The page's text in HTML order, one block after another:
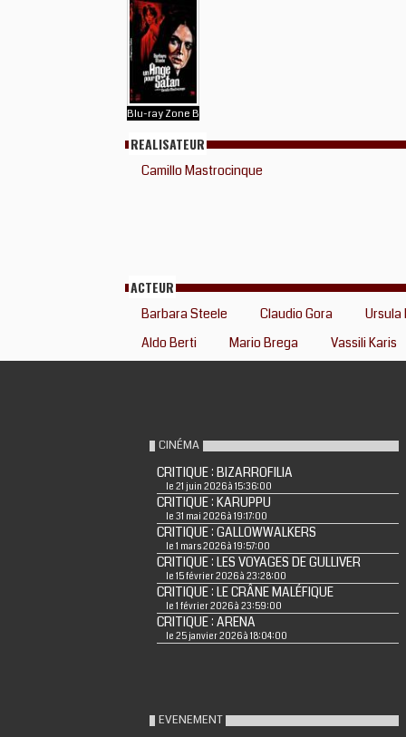
Blu-ray Zone B
REALISATEUR
Camillo Mastrocinque
ACTEUR
Barbara Steele Claudio Gora
Ursula
Aldo Berti
Mario Brega Vassili Karis
CINÉMA
CRITIQUE : BIZARROFILIA
le 21 juin 2026 à 15:36:00
CRITIQUE : KARUPPU
le 31 mai 2026 à 19:17:00
CRITIQUE : GALLOWWALKERS
le 1 mars 2026 à 19:57:00
CRITIQUE : LES VOYAGES DE GULLIVER
le 15 février 2026 à 23:28:00
CRITIQUE : LE CRÂNE MALÉFIQUE
le 1 février 2026 à 23:59:00
CRITIQUE : ARENA
le 25 janvier 2026 à 18:04:00
EVENEMENT